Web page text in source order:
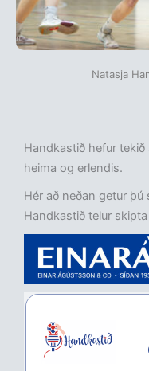
Natasja
Handkastið hefur
heima og erlendis.
Hér að neðan getur þú
Handkastið telur skipta